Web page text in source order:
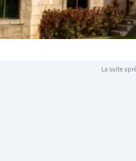
La suite